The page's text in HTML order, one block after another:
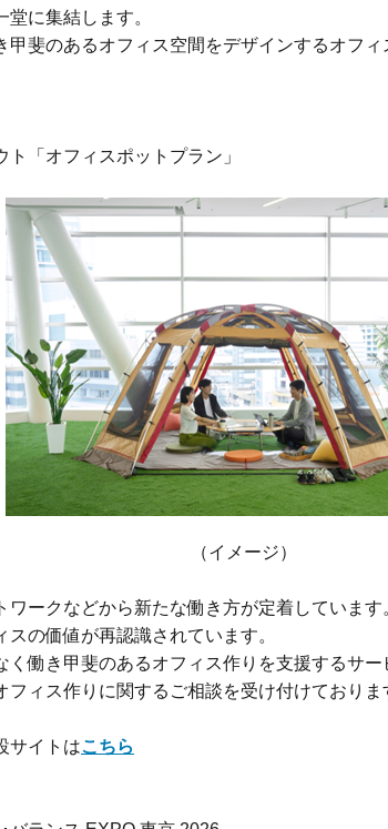
に集結します。
斐のあるオフィス空間をデザインするオフ
「オフィスポットプラン」
（イメージ）
ークなどから新たな働き方が定着していま
の価値が再認識されています。
働き甲斐のあるオフィス作りを支援するサ
フィス作りに関するご相談を受け付けておりま
サイトはこちら